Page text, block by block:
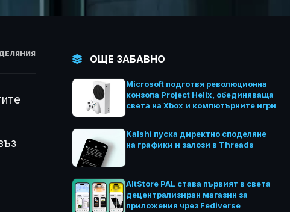
ОЩЕ ЗАБАВНО
Microsoft подготвя революционна
конзола Project Helix, обединяваща
света на Xbox и компютърните игри
Kalshi пуска директно споделяне
на графики и залози в Threads
AltStore PAL става първият в света
децентрализиран магазин за
приложения чрез Fediverse